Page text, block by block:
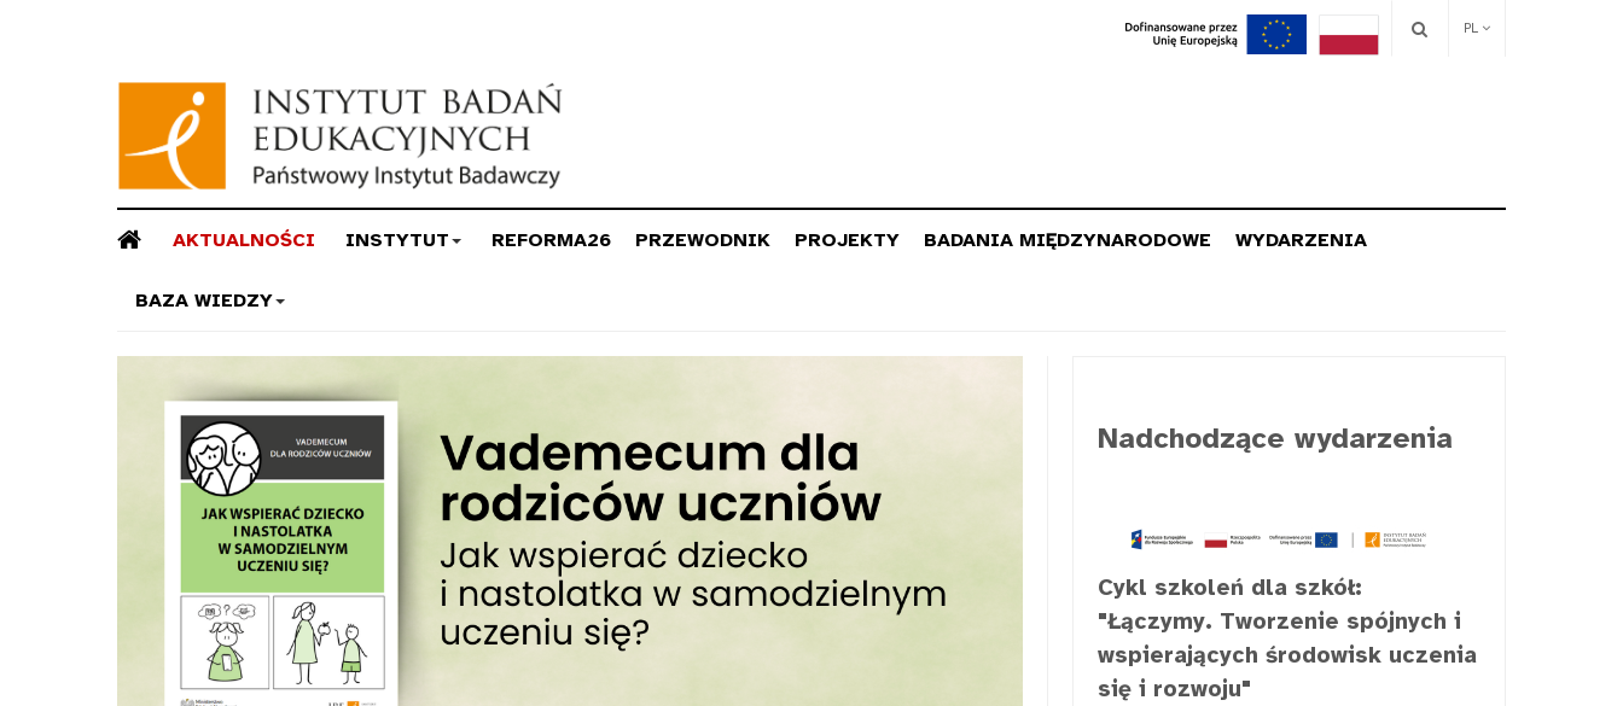
PL
AKTUALNOŚCI INSTYTUT REFORMA26 PRZEWODNIK PROJEKTY BADANIA MIĘDZYNARODOWE WYDARZENIA
BAZA WIEDZY
Nadchodzące wydarzenia
Cykl szkoleń dla szkół:
"Łączymy. Tworzenie spójnych i
wspierających środowisk uczenia
się i rozwoju"